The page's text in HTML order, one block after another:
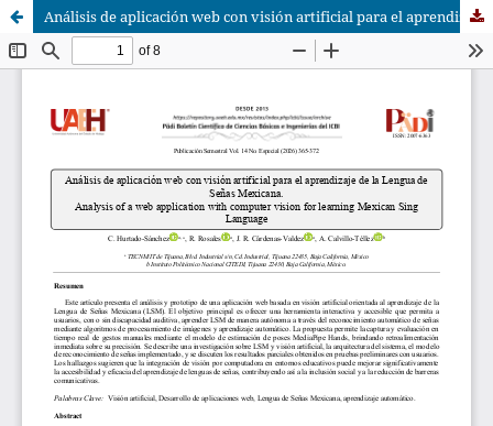
Análisis de aplicación web con visión artificial para el aprendizaje de la Lengua de Señas Mexicana